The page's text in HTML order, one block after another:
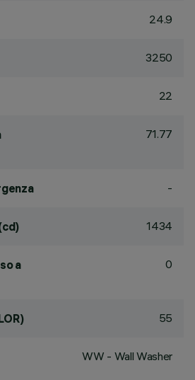
24.9
3250
22
71.77
-
1434
a
0
55
WW - Wall Washer